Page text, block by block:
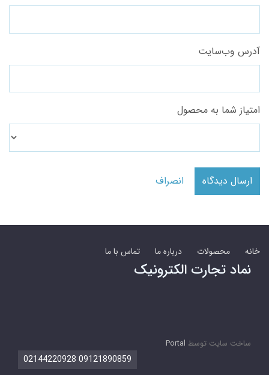
آدرس وب‌سایت
امتیاز شما به محصول
ارسال دیدگاه انصراف
خانه محصولات درباره ما تماس با ما
نماد تجارت الکترونیک
ساخت سایت توسط Portal
09121890859 02144220928